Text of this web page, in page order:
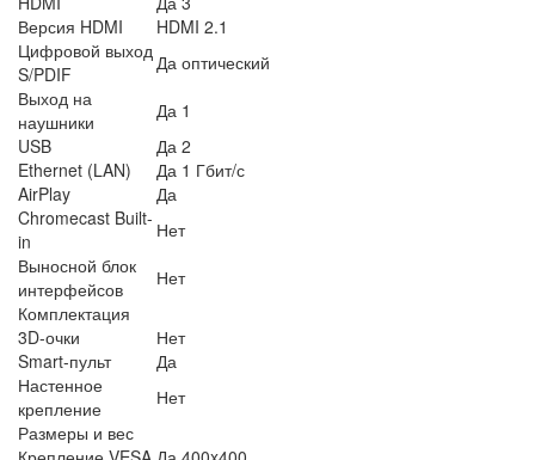
Версия HDMI
HDMI 2.1
Цифровой выход
S/PDIF
Да оптический
Выход на
наушники
Да 1
USB
Да 2
Ethernet (LAN)
Да 1 Гбит/с
AirPlay
Да
Chromecast Built-
in
Нет
Выносной блок
интерфейсов
Нет
Комплектация
3D-очки
Нет
Smart-пульт
Да
Настенное
крепление
Нет
Размеры и вес